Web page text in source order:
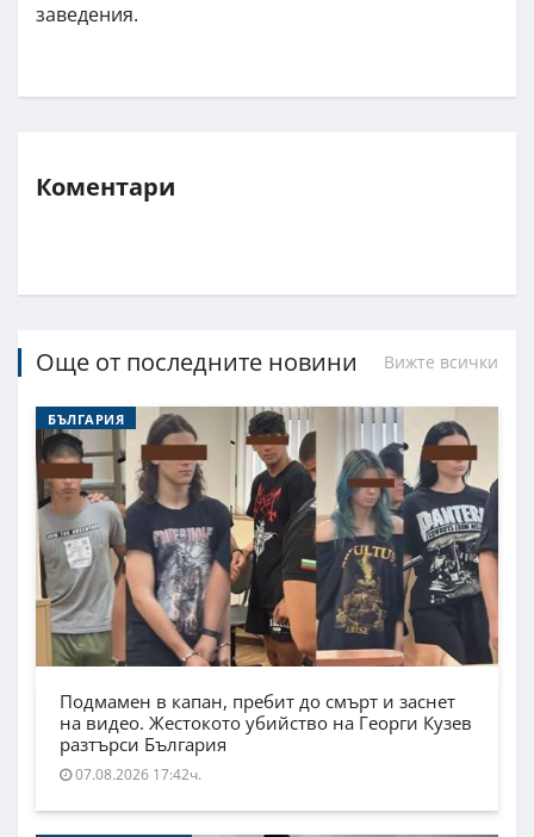
заведения.
Коментари
Още от последните новини Вижте всички
БЪЛГАРИЯ
Подмамен в капан, пребит до смърт и заснет
на видео. Жестокото убийство на Георги Кузев
разтърси България
07.08.2026 17:42ч.